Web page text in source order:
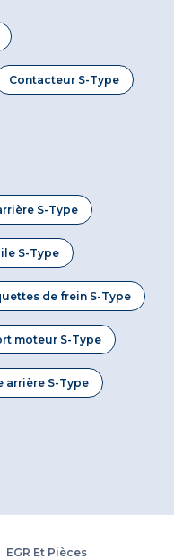
Contacteur S-Type
S-Type
S-Type
de frein S-Type
moteur S-Type
arrière S-Type
EGR Et Pièces